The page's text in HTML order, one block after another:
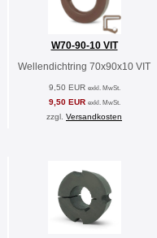
W70-90-10 VIT
Wellendichtring 70x90x10 VIT
9,50 EUR exkl. MwSt.
9,50 EUR exkl. MwSt.
zzgl. Versandkosten